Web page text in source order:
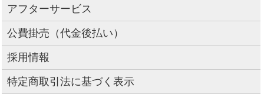
アフターサービス
公費掛売（代金後払い）
採用情報
特定商取引法に基づく表示